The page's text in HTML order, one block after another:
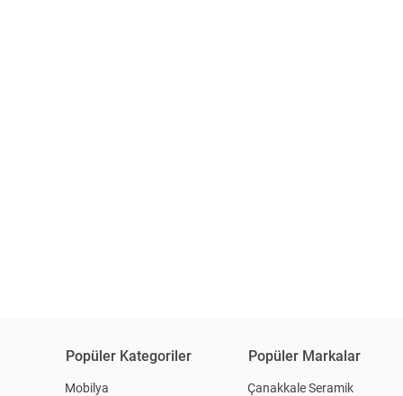
Popüler Kategoriler
Mobilya
Popüler Markalar
Çanakkale Seramik